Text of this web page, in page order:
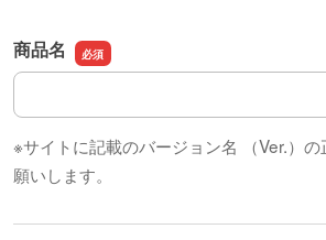
商品名
商品名
※サイトに記載のバージョン名 （Ver.）
願いします。